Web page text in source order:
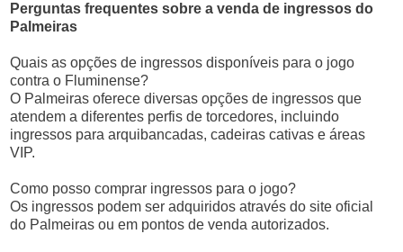
Perguntas frequentes sobre a venda de ingressos do
Palmeiras
Quais as opções de ingressos disponíveis para o jogo
contra o Fluminense?
O Palmeiras oferece diversas opções de ingressos que
atendem a diferentes perfis de torcedores, incluindo
ingressos para arquibancadas, cadeiras cativas e áreas
VIP.
Como posso comprar ingressos para o jogo?
Os ingressos podem ser adquiridos através do site oficial
do Palmeiras ou em pontos de venda autorizados.